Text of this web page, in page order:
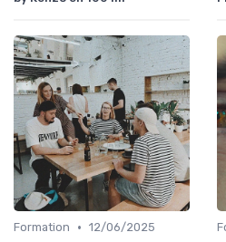
Formation • 12/06/2025